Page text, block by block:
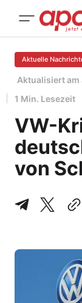
Aktuelle
Aktualisiert am
1 Min. Lesezeit
VW-
von